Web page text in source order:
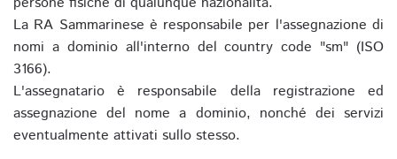
La RA Sammarinese è responsabile per l'assegnazione di
nomi a dominio all'interno del country code "sm" (ISO
3166).
L'assegnatario è responsabile della registrazione ed
assegnazione del nome a dominio, nonché dei servizi
eventualmente attivati sullo stesso.